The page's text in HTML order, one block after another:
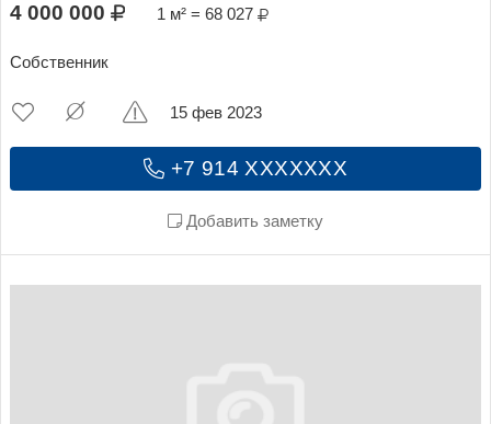
4 000 000 1 м² = 68 027
Собственник
+7 914 XXXXXXX
Добавить заметку
15 фев 2023